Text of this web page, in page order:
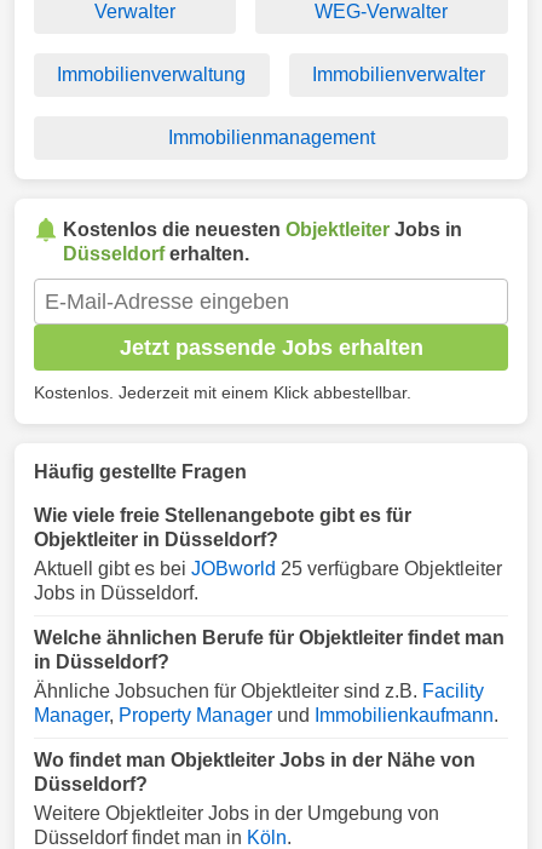
Verwalter WEG-Verwalter
Immobilienverwaltung Immobilienverwalter
Immobilienmanagement
Kostenlos die neuesten Objektleiter Jobs in
Düsseldorferhalten.
Jetzt passende Jobs erhalten
Kostenlos. Jederzeit mit einem Klick abbestellbar.
Häufig gestellte Fragen
Wie viele freie Stellenangebote gibt es für
Objektleiter in Düsseldorf?
Aktuell gibt es bei JOBworld 25 verfügbare Objektleiter
Jobs in Düsseldorf.
Welche ähnlichen Berufe für Objektleiter findet man
in Düsseldorf?
Ähnliche Jobsuchen für Objektleiter sind z.B. Facility
Manager, Property Manager und Immobilienkaufmann.
Wo findet man Objektleiter Jobs in der Nähe von
Düsseldorf?
Weitere Objektleiter Jobs in der Umgebung von
Düsseldorf findet man in Köln.